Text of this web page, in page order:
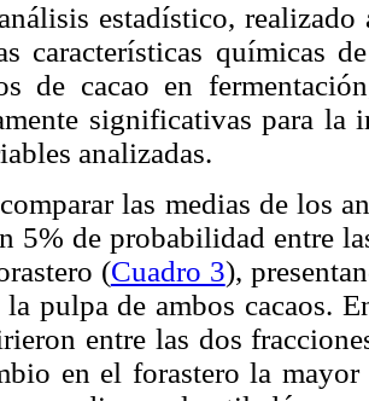
estadístico,
características químicas
de cacao en
significativas para la
analizadas.
las medias de los
5% de probabilidad entre
(Cuadro 3),
pulpa de ambos cacaos.
entre las dos
en el forastero la